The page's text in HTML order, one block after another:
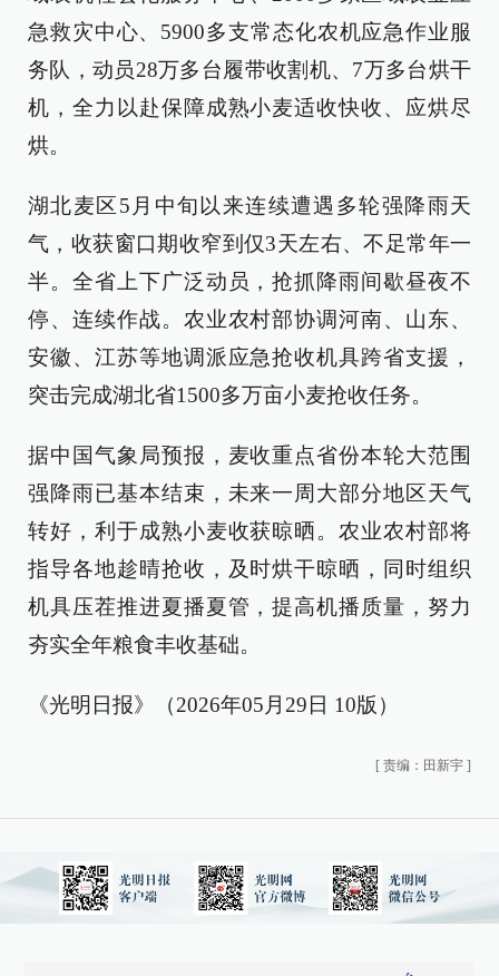
急救灾中心、5900多支常态化农机应急作业服
务队，动员28万多台履带收割机、7万多台烘干
机，全力以赴保障成熟小麦适收快收、应烘尽
烘。
湖北麦区5月中旬以来连续遭遇多轮强降雨天
气，收获窗口期收窄到仅3天左右、不足常年一
半。全省上下广泛动员，抢抓降雨间歇昼夜不
停、连续作战。农业农村部协调河南、山东、
安徽、江苏等地调派应急抢收机具跨省支援，
突击完成湖北省1500多万亩小麦抢收任务。
据中国气象局预报，麦收重点省份本轮大范围
强降雨已基本结束，未来一周大部分地区天气
转好，利于成熟小麦收获晾晒。农业农村部将
指导各地趁晴抢收，及时烘干晾晒，同时组织
机具压茬推进夏播夏管，提高机播质量，努力
夯实全年粮食丰收基础。
《光明日报》（2026年05月29日 10版）
[ 责编：田新宇 ]